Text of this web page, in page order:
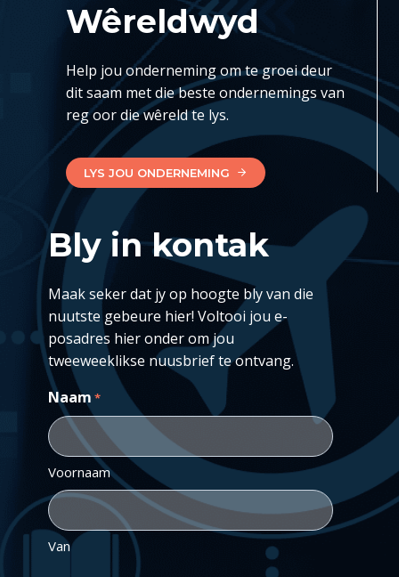
Wêreldwyd
Help jou onderneming om te groei deur
dit saam met die beste ondernemings van
reg oor die wêreld te lys.
LYS JOU ONDERNEMING
Bly in kontak
Maak seker dat jy op hoogte bly van die
nuutste gebeure hier! Voltooi jou e-
posadres hier onder om jou
tweeweeklikse nuusbrief te ontvang.
Naam *
Voornaam
Van